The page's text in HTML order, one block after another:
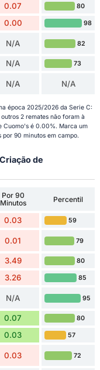
0.07 80
0.00 98
N/A 82
N/A 73
N/A N/A
época 2025/2026 da Serie C:
2 remates não foram à
Cuomo's é 0.00%. Marca um
90 minutos em campo.
de
Por 90
Minutos
Percentil
0.03 59
0.01 79
3.49 80
3.26 85
N/A 95
0.07 80
0.03 57
0.03 72